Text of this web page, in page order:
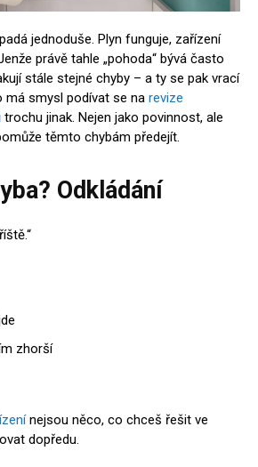
jednoduše. Plyn funguje, zařízení
právě tahle „pohoda“ bývá často
stále stejné chyby – a ty se pak vrací
má smysl podívat se na revize
trochu jinak. Nejen jako povinnost, ale
těmto chybám předejít.
Odkládání
zhorší
nejsou něco, co chceš řešit ve
dopředu.